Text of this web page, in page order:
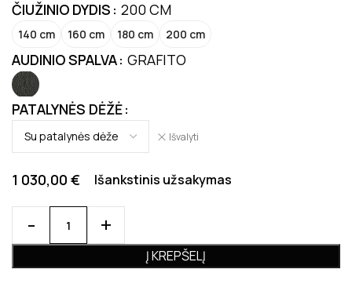
ČIUŽINIO DYDIS 200 CM
140 cm 160 cm 180 cm 200 cm
AUDINIO SPALVA GRAFITO
PATALYNĖS DĖŽĖ
Išvalyti
1 030,00 € Išankstinis užsakymas
Į KREPŠELĮ